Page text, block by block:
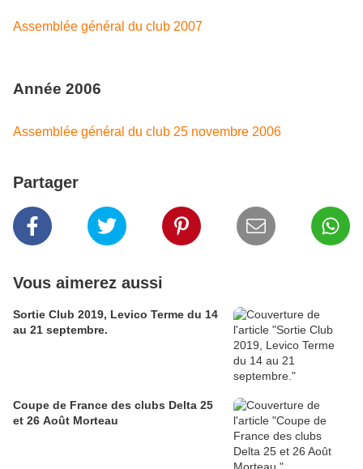
Assemblée général du club 2007
Année 2006
Assemblée général du club 25 novembre 2006
Partager
Vous aimerez aussi
Sortie Club 2019, Levico Terme du 14
au 21 septembre.
Coupe de France des clubs Delta 25
et 26 Août Morteau